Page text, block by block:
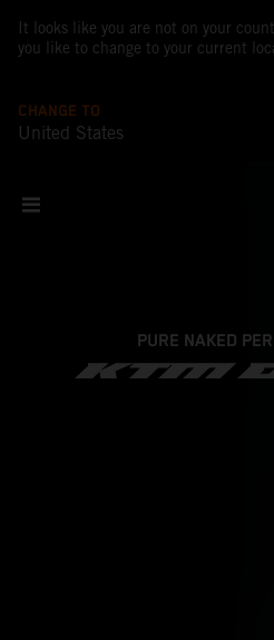
It looks like you are not on your
you like to change to your current
CHANGE TO
United States
PURE NAKED
KTM